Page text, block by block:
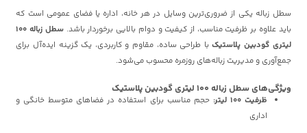
سطل زباله یکی از ضروری‌ترین وسایل در هر خانه، اداره یا فضای عمومی است که
باید علاوه بر ظرفیت مناسب، از کیفیت و دوام بالایی برخوردار باشد.
سطل زباله 100
لیتری گودبین پلاستیکبا طراحی ساده، مقاوم و کاربردی، یک گزینه ایده‌آل برای
جمع‌آوری و مدیریت زباله‌های روزمره محسوب می‌شود.
ویژگی‌های سطل زباله 100 لیتری گودبین پلاستیک
ظرفیت 100 لیتر:
حجم مناسب برای استفاده در فضاهای متوسط خانگی و
اداری